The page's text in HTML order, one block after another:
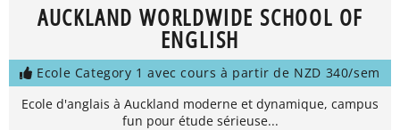
AUCKLAND WORLDWIDE SCHOOL OF
ENGLISH
Ecole Category 1 avec cours à partir de NZD 340/sem
Ecole d'anglais à Auckland moderne et dynamique, campus
fun pour étude sérieuse...